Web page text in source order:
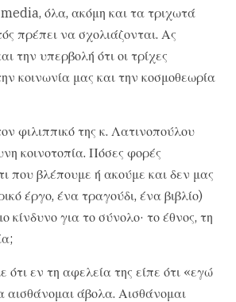
όλα, ακόμη και τα τριχωτά
πρέπει να σχολιάζονται. Ας
την υπερβολή ότι οι τρίχες
κοινωνία μας και την κοσμοθεωρία
φιλιππικό της κ. Λατινοπούλου
κοινοτοπία. Πόσες φορές
που βλέπουμε ή ακούμε και δεν μας
έργο, ένα τραγούδι, ένα βιβλίο)
κίνδυνο για το σύνολο· το έθνος, τη
εν τη αφελεία της είπε ότι «εγώ
αισθάνομαι άβολα. Αισθάνομαι